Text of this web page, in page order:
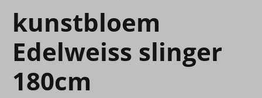
kunstbloem
Edelweiss slinger
180cm